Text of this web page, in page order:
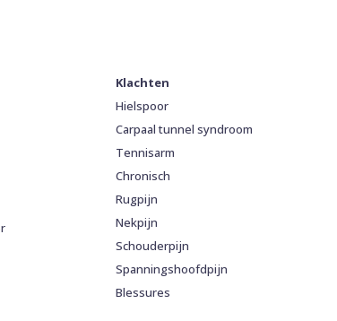
Klachten
Hielspoor
Carpaal tunnel syndroom
Tennisarm
Chronisch
Rugpijn
Nekpijn
Schouderpijn
Spanningshoofdpijn
Blessures